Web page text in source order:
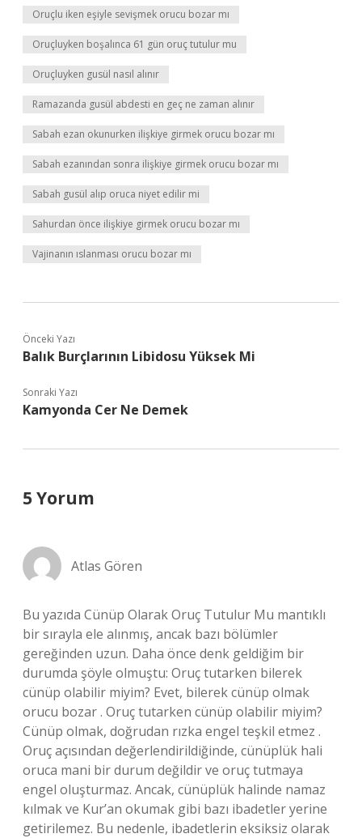
Oruçlu iken eşiyle sevişmek orucu bozar mı
Oruçluyken boşalınca 61 gün oruç tutulur mu
Oruçluyken gusül nasıl alınır
Ramazanda gusül abdesti en geç ne zaman alınır
Sabah ezan okunurken ilişkiye girmek orucu bozar mı
Sabah ezanından sonra ilişkiye girmek orucu bozar mı
Sabah gusül alıp oruca niyet edilir mi
Sahurdan önce ilişkiye girmek orucu bozar mı
Vajinanın ıslanması orucu bozar mı
Önceki Yazı
Balık Burçlarının Libidosu Yüksek Mi
Sonraki Yazı
Kamyonda Cer Ne Demek
5 Yorum
Atlas Gören
Bu yazıda Cünüp Olarak Oruç Tutulur Mu mantıklı
bir sırayla ele alınmış, ancak bazı bölümler
gereğinden uzun. Daha önce denk geldiğim bir
durumda şöyle olmuştu: Oruç tutarken bilerek
cünüp olabilir miyim? Evet, bilerek cünüp olmak
orucu bozar . Oruç tutarken cünüp olabilir miyim?
Cünüp olmak, doğrudan rızka engel teşkil etmez .
Oruç açısından değerlendirildiğinde, cünüplük hali
oruca mani bir durum değildir ve oruç tutmaya
engel oluşturmaz. Ancak, cünüplük halinde namaz
kılmak ve Kur’an okumak gibi bazı ibadetler yerine
getirilemez. Bu nedenle, ibadetlerin eksiksiz olarak